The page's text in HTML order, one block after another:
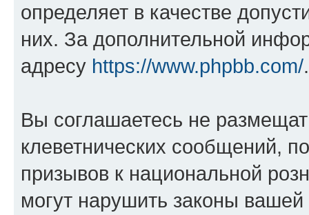
определяет в качестве
них. За дополнительной
адресу https://www.phpbb.com/.
Вы соглашаетесь не
клеветнических сообщений,
призывов к национальной
могут нарушить законы